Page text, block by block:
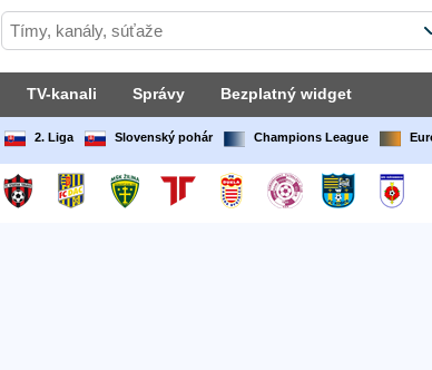
TV-kanali Správy Bezplatný widget
2. Liga Slovenský pohár Champions League